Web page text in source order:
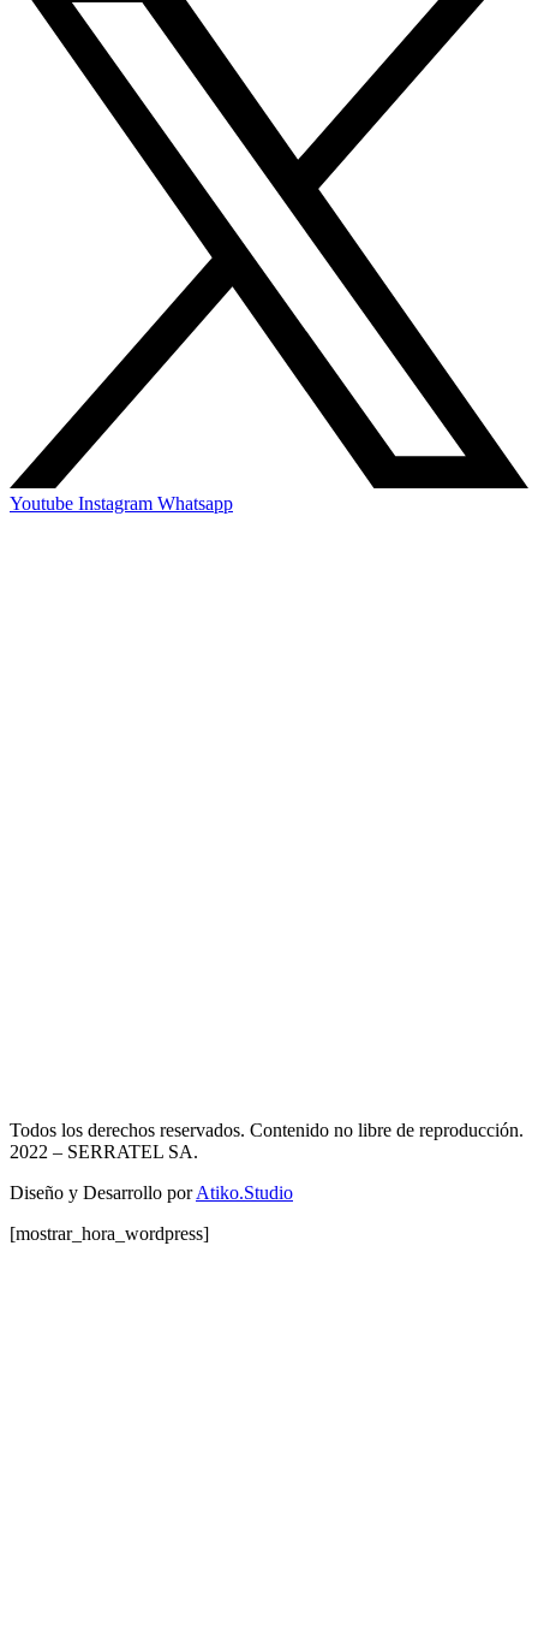
Youtube Instagram Whatsapp
Todos los derechos reservados. Contenido no libre de reproducción.
2022 – SERRATEL SA.
Diseño y Desarrollo porAtiko.Studio
[mostrar_hora_wordpress]